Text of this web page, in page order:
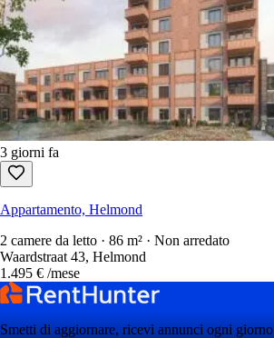
3 giorni fa
Appartamento, Helmond
2 camere da letto · 86 m² · Non arredato
Waardstraat 43, Helmond
1.495 € /mese
Smetti di aggiornare, ricevi annunci ogni giorno